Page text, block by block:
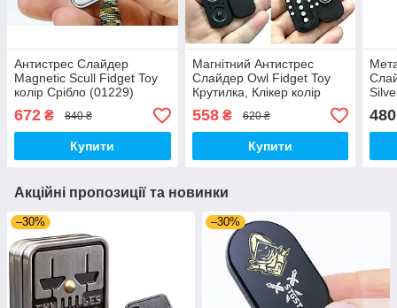
Антистрес Слайдер
Magnetic Scull Fidget Toy
колір Срібло (01229)
672 ₴ 840 ₴
Купити
Магнітний Антистрес
Слайдер Owl Fidget Toy
Крутилка, Клікер колір
Чорний (01515)
558₴ 620 ₴
Купити
480
Акційні пропозиції та новинки
–30% –30%